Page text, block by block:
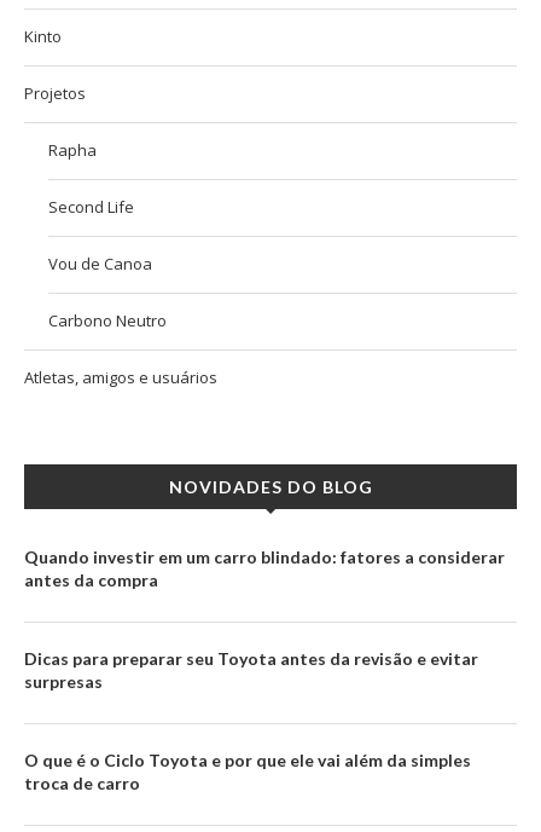
Kinto
Projetos
Rapha
Second Life
Vou de Canoa
Carbono Neutro
Atletas, amigos e usuários
NOVIDADES DO BLOG
Quando investir em um carro blindado: fatores a considerar
antes da compra
Dicas para preparar seu Toyota antes da revisão e evitar
surpresas
O que é o Ciclo Toyota e por que ele vai além da simples
troca de carro